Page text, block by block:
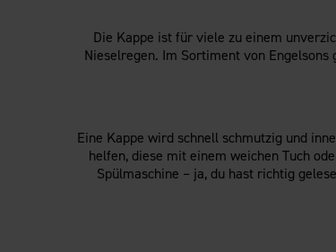
Die Kappe ist für viele zu einem
Nieselregen. Im Sortiment von
Eine Kappe wird schnell schmutzig und
helfen, diese mit einem weichen Tuch
Spülmaschine – ja, du hast richtig